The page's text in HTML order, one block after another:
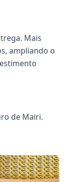
Mais
ampliando o
de Mairi.